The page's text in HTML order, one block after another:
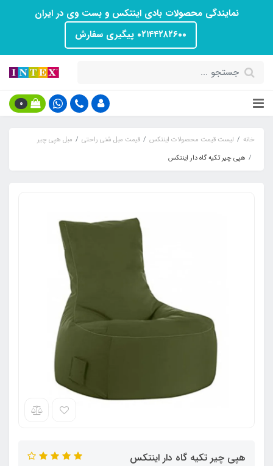
نمایندگی محصولات بادی اینتکس و بست وی در ایران
۰۲۱۴۴۲۸۲۶۰۰ پیگیری سفارش
0
خانه لیست قیمت محصولات اینتکس قیمت مبل شنی راحتی
مبل هپی چیر
هپی چیر تکیه گاه دار اینتکس
هپی چیر تکیه گاه دار اینتکس